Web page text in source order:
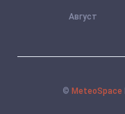
Август
© MeteoSpace